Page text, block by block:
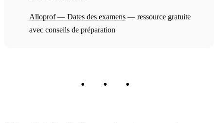
Alloprof — Dates des examens — ressource gratuite
avec conseils de préparation